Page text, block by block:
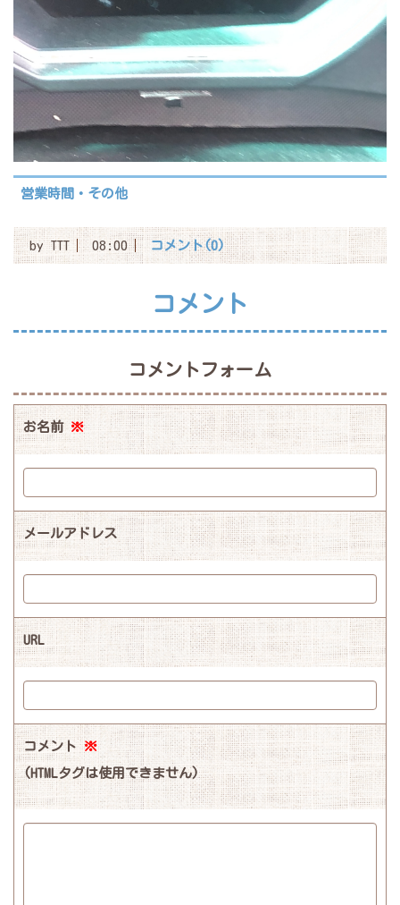
営業時間・その他
byTTT 08:00 コメント(0)
コメント
コメントフォーム
お名前 ※
メールアドレス
URL
コメント ※
(HTMLタグは使用できません)